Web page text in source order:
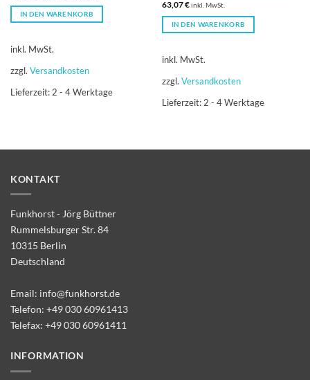
war:
13,09 €
ist:
12,50 €.
IN DEN WARENKORB
inkl. MwSt.
zzgl. Versandkosten
Lieferzeit:2 - 4 Werktage
63,07€inkl. MwSt.
IN DEN WARENKORB
inkl. MwSt.
zzgl. Versandkosten
Lieferzeit:2 - 4 Werktage
KONTAKT
Funkhorst - Jörg Büttner
Rummelsburger Str. 84
10315 Berlin
Deutschland
Email: info@funkhorst.de
Telefon: +49 030 60961413
Telefax: +49 030 60961411
INFORMATION